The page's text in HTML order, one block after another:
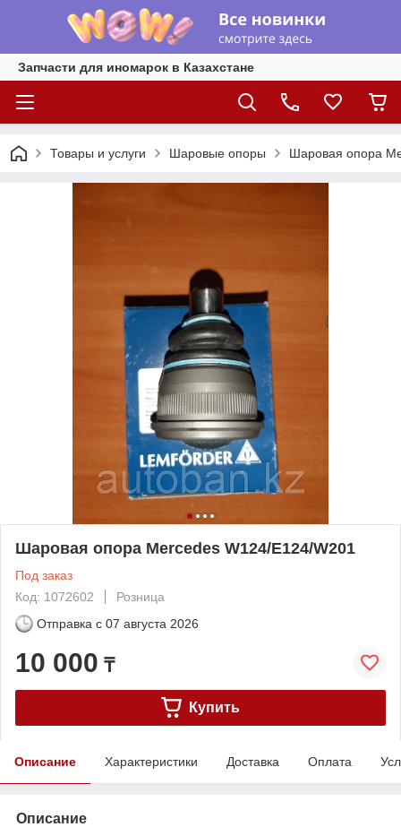
Запчасти для иномарок в Казахстане
Товары и услуги Шаровые опоры Шаровая опора
Шаровая опора Mercedes W124/E124/W201
Под заказ
Код: 1072602
Розница
Отправка с 07 августа 2026
10 000 ₸
Купить
Описание Характеристики Доставка Оплата
Описание